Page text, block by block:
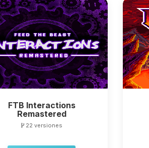
FTB Interactions
Remastered
22 versiones